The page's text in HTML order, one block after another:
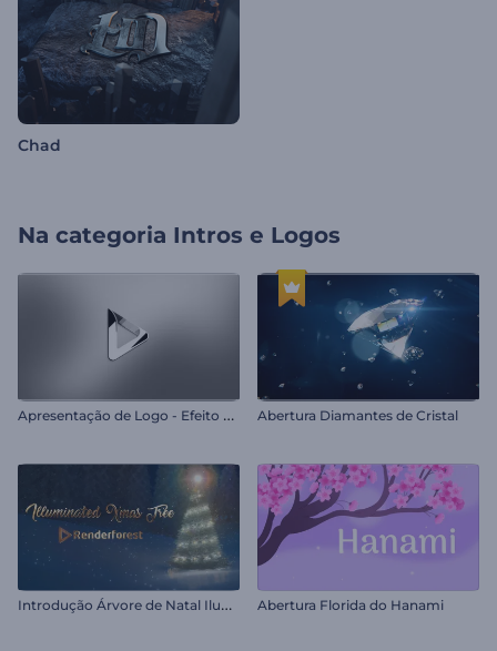
Chad
Na categoria Intros e Logos
A
presentação de Logo - Efeito Plástico Abertura Diamantes de Cristal
I
ntrodução Árvore de Natal Iluminada Abertura Florida do Hanami